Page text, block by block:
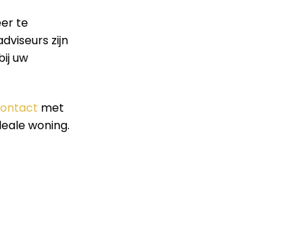
te
zijn
uw
met
woning.